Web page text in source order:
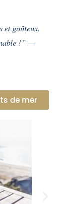
goûteux.
!”—
de mer